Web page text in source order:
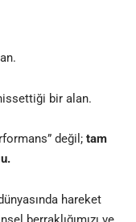
bir alan.
değil; tam
hareket